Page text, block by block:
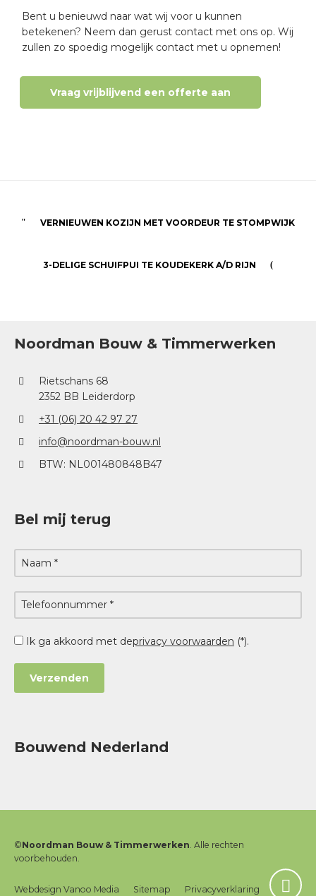
Bent u benieuwd naar wat wij voor u kunnen
betekenen? Neem dan gerust contact met ons op. Wij
zullen zo spoedig mogelijk contact met u opnemen!
Vraag vrijblijvend een offerte aan
VERNIEUWEN KOZIJN MET VOORDEUR TE STOMPWIJK
3-DELIGE SCHUIFPUI TE KOUDEKERK A/D RIJN
Noordman Bouw & Timmerwerken
Rietschans 68
2352 BB Leiderdorp
+31 (06) 20 42 97 27
info@noordman-bouw.nl
BTW: NL001480848B47
Bel mij terug
Ik ga akkoord met deprivacy voorwaarden (*).
Bouwend Nederland
©Noordman Bouw & Timmerwerken . Alle rechten
voorbehouden.
Webdesign Vanoo Media Sitemap Privacyverklaring